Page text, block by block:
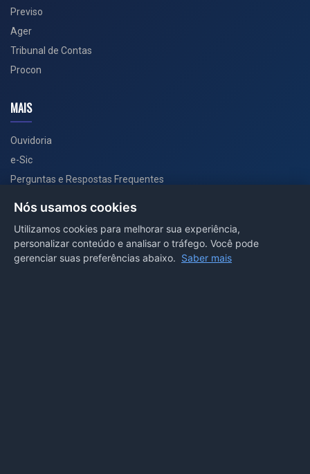
Previso
Ager
Tribunal de Contas
Procon
MAIS
Ouvidoria
e-Sic
Perguntas e Respostas Frequentes
PORTAL COVID-19
Nós usamos cookies
Utilizamos cookies para melhorar sua experiência,
personalizar conteúdo e analisar o tráfego. Você pode
gerenciar suas preferências abaixo. Saber mais